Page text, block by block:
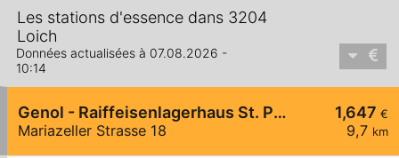
Les stations d'essence dans 3204
Loich
Données actualisées à 07.08.2026 -
10:14
1,647 €
9,7 km
Genol - Raiffeisenlagerhaus St. Pölten
Mariazeller Strasse 18